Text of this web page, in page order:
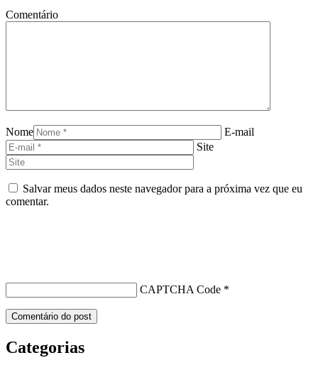
Comentário
Nome
E-mail
Site
Salvar meus dados neste navegador para a próxima vez que eu
comentar.
CAPTCHA Code *
Categorias